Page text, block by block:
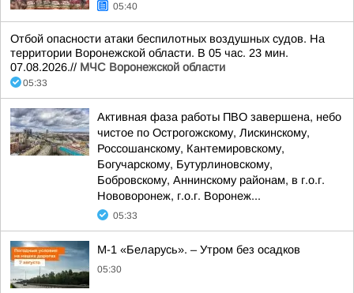
05:40
Отбой опасности атаки беспилотных воздушных судов. На
территории Воронежской области. В 05 час. 23 мин.
07.08.2026.// МЧС Воронежской области
05:33
Активная фаза работы ПВО завершена, небо
чистое по Острогожскому, Лискинскому,
Россошанскому, Кантемировскому,
Богучарскому, Бутурлиновскому,
Бобровскому, Аннинскому районам, в г.о.г.
Нововоронеж, г.о.г. Воронеж...
05:33
М-1 «Беларусь». – Утром без осадков
05:30